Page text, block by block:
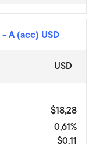
- A (acc) USD
USD
$18,28
0,61%
$0,11